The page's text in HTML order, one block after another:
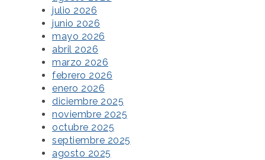
julio 2026
junio 2026
mayo 2026
abril 2026
marzo 2026
febrero 2026
enero 2026
diciembre 2025
noviembre 2025
octubre 2025
septiembre 2025
agosto 2025